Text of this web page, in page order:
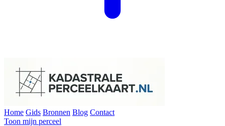
Home Gids Bronnen Blog Contact
Toon mijn perceel